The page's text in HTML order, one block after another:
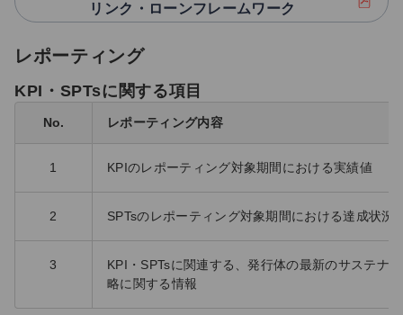
リンク・ローンフレームワーク
レポーティング
KPI・SPTsに関する項目
No. レポーティング内容
1 KPIのレポーティング対象期間における実績値
2 SPTsのレポーティング対象期間における達成状況
3
KPI・SPTsに関連する、発行体の最新のサステナ
略に関する情報